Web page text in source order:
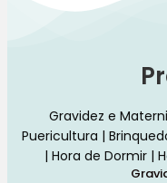
Gravidez e
Puericultura |
| Hora de Dormir |